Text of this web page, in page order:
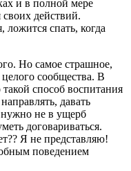
и в полной мере
своих действий.
спать, когда
Но самое страшное,
сообщества. В
способ воспитания
давать
нужно не в ущерб
договариваться.
Я не представляю!
поведением